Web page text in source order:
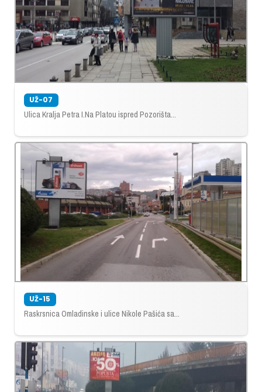
UŽ-07
Ulica Kralja Petra I.Na Platou ispred Pozorišta...
UŽ-15
Raskrsnica Omladinske i ulice Nikole Pašića sa...